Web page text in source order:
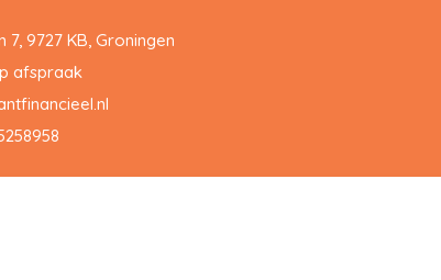
9727 KB, Groningen
afspraak